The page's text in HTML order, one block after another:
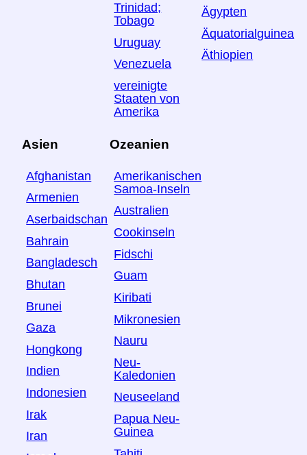
Trinidad;
Tobago
Uruguay
Venezuela
vereinigte
Staaten von
Amerika
Ägypten
Äquatorialguinea
Äthiopien
Asien
Afghanistan
Armenien
Aserbaidschan
Bahrain
Bangladesch
Bhutan
Brunei
Gaza
Hongkong
Indien
Indonesien
Irak
Iran
Ozeanien
Amerikanischen
Samoa-Inseln
Australien
Cookinseln
Fidschi
Guam
Kiribati
Mikronesien
Nauru
Neu-
Kaledonien
Neuseeland
Papua Neu-
Guinea